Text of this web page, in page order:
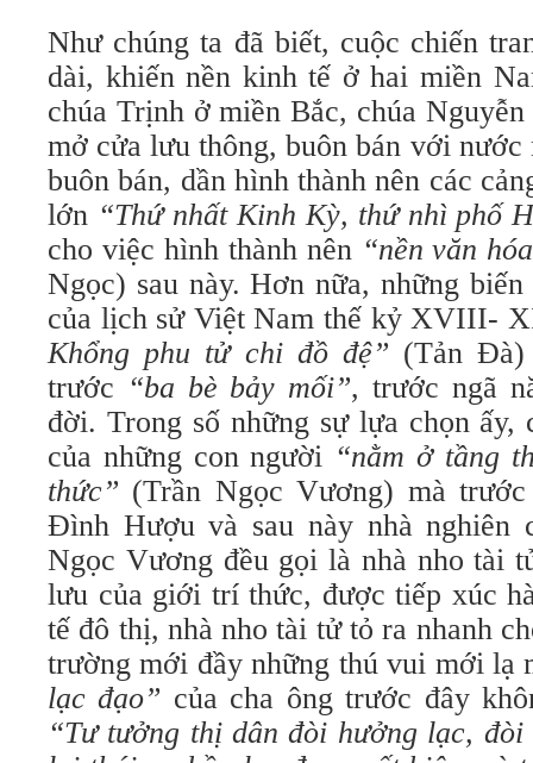
Như chúng ta đã biết, cuộc chiến
dài, khiến nền kinh tế ở hai miền
chúa Trịnh ở miền Bắc, chúa
mở cửa lưu thông, buôn bán với
buôn bán, dần hình thành nên các
lớn “Thứ nhất Kinh Kỳ, thứ nhì phố
cho việc hình thành nên “nền văn
Ngọc) sau này. Hơn nữa, những
của lịch sử Việt Nam thế kỷ XVIII-
Khổng phu tử chi đồ đệ” (Tản
trước “ba bè bảy mối”, trước ngã
đời. Trong số những sự lựa chọn
của những con người “nằm ở tầng
thức” (Trần Ngọc Vương) mà
Đình Hượu và sau này nhà nghiên
Ngọc Vương đều gọi là nhà nho tài
lưu của giới trí thức, được tiếp xúc
tế đô thị, nhà nho tài tử tỏ ra nhanh
trường mới đầy những thú vui mới lạ
lạc đạo” của cha ông trước đây
“Tư tưởng thị dân đòi hưởng lạc, đòi